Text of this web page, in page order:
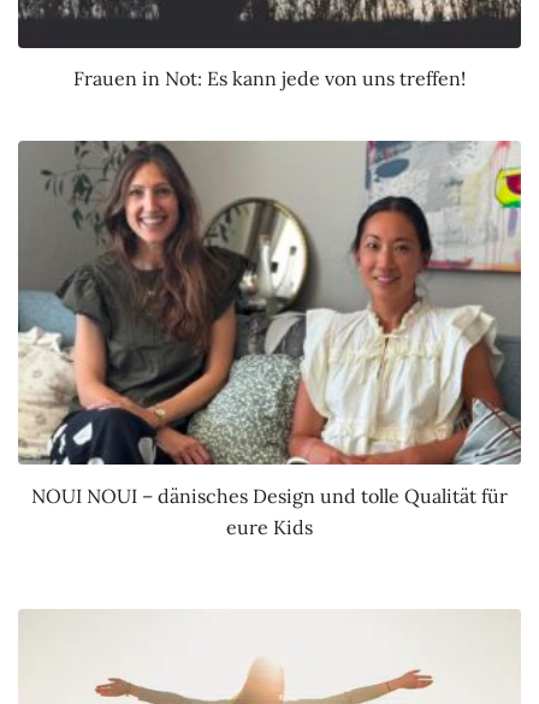
Frauen in Not: Es kann jede von uns treffen!
NOUI NOUI – dänisches Design und tolle Qualität für
eure Kids